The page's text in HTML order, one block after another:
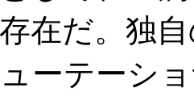
在だ。独
ーテーシ